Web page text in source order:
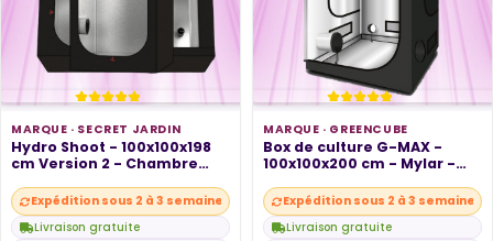
MARQUE · SECRET JARDIN
Hydro Shoot - 100x100x198
cm Version 2 - Chambre
Expédition sous 2 à 3 semaines
Livraison gratuite
MARQUE · GREENCUBE
Box de culture G-MAX -
100x100x200 cm - Mylar -
Expédition sous 2 à 3 semaines
Livraison gratuite